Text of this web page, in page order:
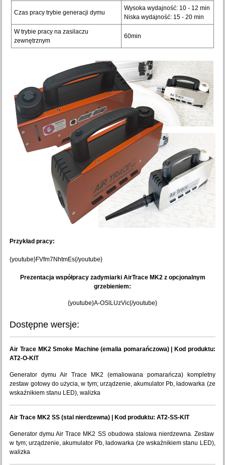
Czas pracy trybie generacji dymu
Wysoka wydajność: 10 - 12 min
Niska wydajność: 15 - 20 min
W trybie pracy na zasilaczu
zewnętrznym
60min
Przykład pracy:
{youtube}FVfm7NhtmEs{/youtube}
Prezentacja współpracy zadymiarki AirTrace MK2 z opcjonalnym
grzebieniem:
{youtube}A-OSlLUzVic{/youtube}
Dostępne wersje:
Air Trace MK2 Smoke Machine (emalia pomarańczowa) | Kod produktu:
AT2-O-KIT
Generator dymu Air Trace MK2 (emaliowana pomarańcza) kompletny
zestaw gotowy do użycia, w tym; urządzenie, akumulator Pb, ładowarka (ze
wskaźnikiem stanu LED), walizka
Air Trace MK2 SS (stal nierdzewna) | Kod produktu: AT2-SS-KIT
Generator dymu Air Trace MK2 SS obudowa stalowa nierdzewna. Zestaw
w tym; urządzenie, akumulator Pb, ładowarka (ze wskaźnikiem stanu LED),
walizka